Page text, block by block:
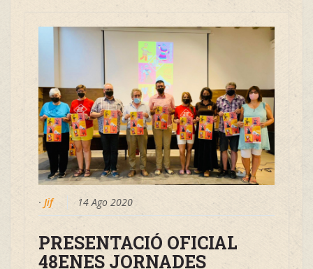
· Jif 14 Ago 2020
PRESENTACIÓ OFICIAL
48ENES JORNADES